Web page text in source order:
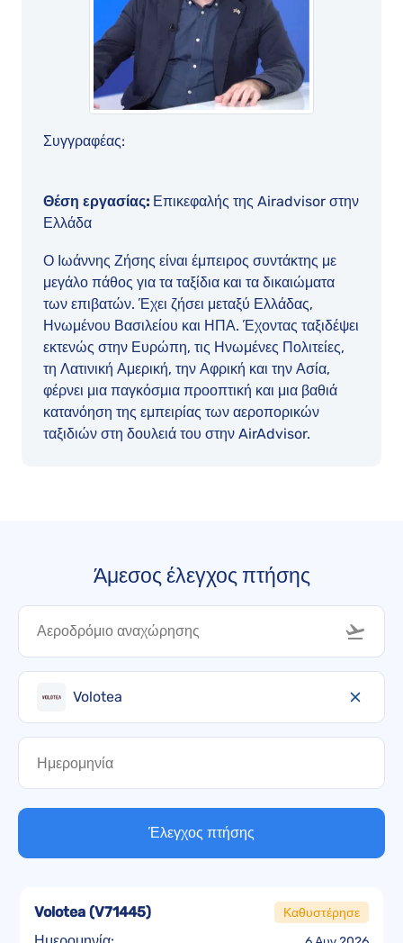
Συγγραφέας:
Θέση εργασίας: Επικεφαλής της Airadvisor στην
Ελλάδα
Ο Ιωάννης Ζήσης είναι έμπειρος συντάκτης με
μεγάλο πάθος για τα ταξίδια και τα δικαιώματα
των επιβατών. Έχει ζήσει μεταξύ Ελλάδας,
Ηνωμένου Βασιλείου και ΗΠΑ. Έχοντας ταξιδέψει
εκτενώς στην Ευρώπη, τις Ηνωμένες Πολιτείες,
τη Λατινική Αμερική, την Αφρική και την Ασία,
φέρνει μια παγκόσμια προοπτική και μια βαθιά
κατανόηση της εμπειρίας των αεροπορικών
ταξιδιών στη δουλειά του στην AirAdvisor.
Άμεσος έλεγχος πτήσης
Volotea
Έλεγχος πτήσης
Volotea (V71445) Καθυστέρησε